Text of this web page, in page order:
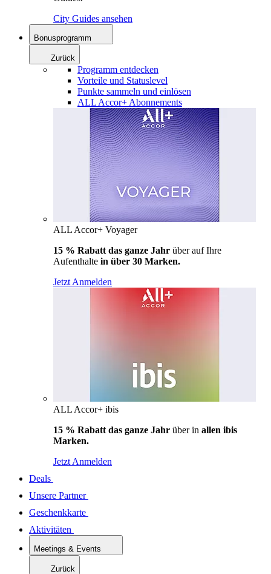
City Guides ansehen
Bonusprogramm
Zurück
Programm entdecken
Vorteile und Statuslevel
Punkte sammeln und einlösen
ALL Accor+ Abonnements
ALL Accor+ Voyager
15 % Rabatt das ganze Jahr über auf Ihre
Aufenthalte in über 30 Marken.
Jetzt Anmelden
ALL Accor+ ibis
15 % Rabatt das ganze Jahr über in allen ibis
Marken.
Jetzt Anmelden
Deals
Unsere Partner
Geschenkkarte
Aktivitäten
Meetings & Events
Zurück